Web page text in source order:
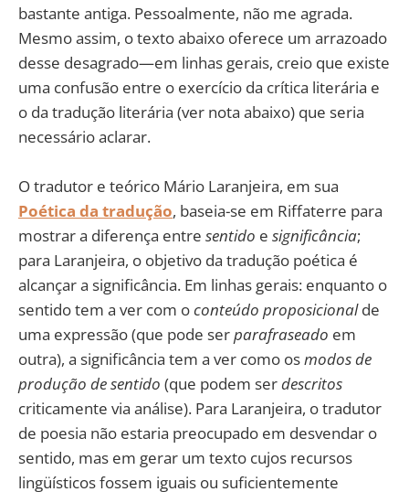
bastante antiga. Pessoalmente, não me agrada.
Mesmo assim, o texto abaixo oferece um arrazoado
desse desagrado—em linhas gerais, creio que existe
uma confusão entre o exercício da crítica literária e
o da tradução literária (ver nota abaixo) que seria
necessário aclarar.
O tradutor e teórico Mário Laranjeira, em sua
Poética da tradução, baseia-se em Riffaterre para
mostrar a diferença entre sentido e significância;
para Laranjeira, o objetivo da tradução poética é
alcançar a significância. Em linhas gerais: enquanto o
sentido tem a ver com oconteúdo proposicionalde
uma expressão (que pode serparafraseado em
outra), a significância tem a ver como osmodos de
produção de sentido (que podem serdescritos
criticamente via análise). Para Laranjeira, o tradutor
de poesia não estaria preocupado em desvendar o
sentido, mas em gerar um texto cujos recursos
lingüísticos fossem iguais ou suficientemente